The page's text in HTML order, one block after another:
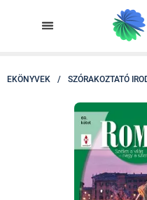
EKÖNYVEK / SZÓRAKOZTATÓ